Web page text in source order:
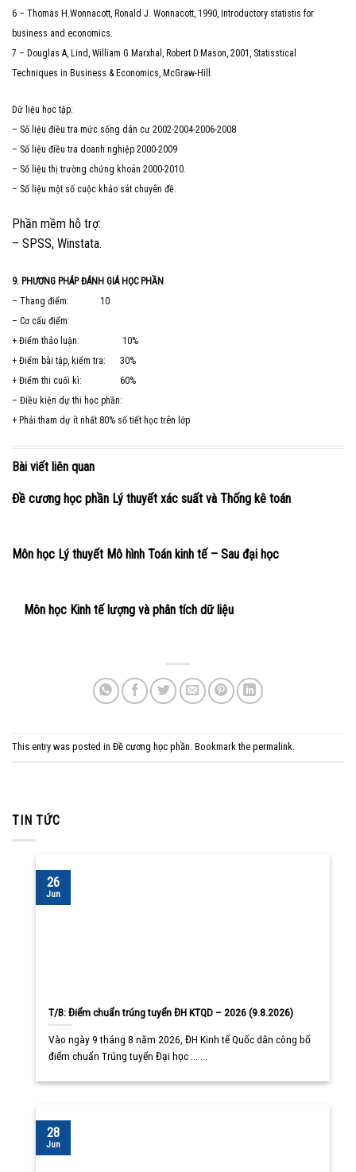
6 – Thomas H.Wonnacott, Ronald J. Wonnacott, 1990, Introductory statistis for
business and economics.
7 – Douglas A, Lind, William G.Marxhal, Robert D.Mason, 2001, Statisstical
Techniques in Business & Economics, McGraw-Hill.
Dữ liệu học tập:
– Số liệu điều tra mức sống dân cư 2002-2004-2006-2008
– Số liệu điều tra doanh nghiệp 2000-2009
– Số liệu thị trường chứng khoán 2000-2010.
– Số liệu một số cuộc khảo sát chuyên đề.
Phần mềm hỗ trợ:
– SPSS, Winstata.
9. PHƯƠNG PHÁP ĐÁNH GIÁ HỌC PHẦN
– Thang điểm: 10
– Cơ cấu điểm:
+ Điểm thảo luận: 10%
+ Điểm bài tập, kiểm tra: 30%
+ Điểm thi cuối kì: 60%
– Điều kiện dự thi học phần:
+ Phải tham dự ít nhất 80% số tiết học trên lớp
Bài viết liên quan
Đề cương học phần Lý thuyết xác suất và Thống kê toán
Môn học Lý thuyết Mô hình Toán kinh tế – Sau đại học
Môn học Kinh tế lượng và phân tích dữ liệu
This entry was posted in Đề cương học phần. Bookmark the permalink.
TIN TỨC
T/B: Điểm chuẩn trúng tuyển ĐH KTQD – 2026 (9.8.2026)
Vào ngày 9 tháng 8 năm 2026, ĐH Kinh tế Quốc dân công bố
điểm chuẩn Trúng tuyển Đại học ... ...
26
Jun
28
Jun